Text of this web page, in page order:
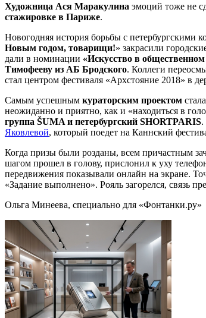
Художница Ася Маракулина эмоций тоже не
стажировке в Париже.
Новогодняя история борьбы с петербургскими
Новым годом, товарищи!» закрасили
дали в номинации «Искусство в общественном
Тимофееву из АБ Бродского. Коллеги
стал центром фестиваля «Архстояние 2018» в
Самым успешным кураторским проектом стала
неожиданно и приятно, как и «находиться в
группа ŠUMA и петербургский SHORTPARIS.
Яковлевой, который поедет на Каннский
Когда призы были розданы, всем причастным
шагом прошел в голову, прислонил к уху
передвижения показывали онлайн на экране.
«Задание выполнено». Рояль загорелся, связь
Ольга Минеева, специально для «Фонтанки.ру»